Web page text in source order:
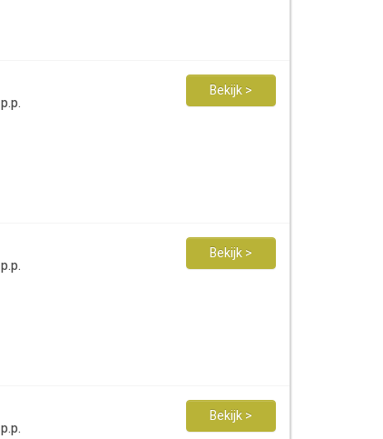
p.p.
Bekijk >
p.p.
Bekijk >
p.p.
Bekijk >